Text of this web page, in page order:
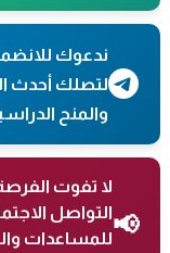
ندعوك
لتصلك أحدث
والمنح
📢
لا تفوت
التواصل
للمساعدات